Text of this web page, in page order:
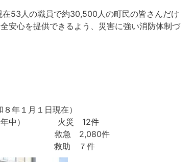
53人の職員で約30,500人の町民の皆さんだけ
安心を提供できるよう、災害に強い消防体制づ
１日現在）
） 火災 12件
件
件